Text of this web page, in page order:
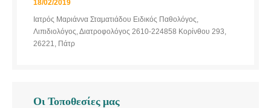
18/02/2019
Ιατρός Μαριάννα Σταματιάδου Ειδικός Παθολόγος,
Λιπιδιολόγος, Διατροφολόγος 2610-224858 Κορίνθου 293,
26221, Πάτρ
Οι Τοποθεσίες μας